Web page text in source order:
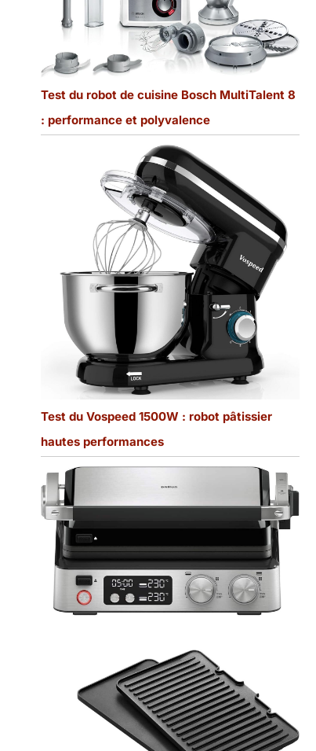
Test du robot de cuisine Bosch MultiTalent 8
: performance et polyvalence
Test du Vospeed 1500W : robot pâtissier
hautes performances